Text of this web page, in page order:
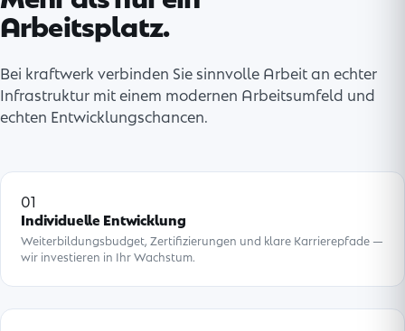
Arbeitsplatz.
Bei kraftwerk verbinden Sie sinnvolle Arbeit an echter
Infrastruktur mit einem modernen Arbeitsumfeld und
echten Entwicklungschancen.
01
Individuelle Entwicklung
Weiterbildungsbudget, Zertifizierungen und klare Karrierepfade —
wir investieren in Ihr Wachstum.